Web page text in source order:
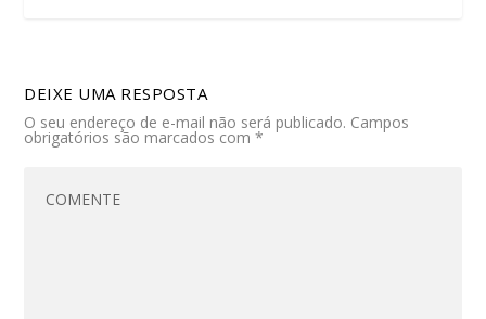
DEIXE UMA RESPOSTA
O seu endereço de e-mail não será publicado. Campos
obrigatórios são marcados com*